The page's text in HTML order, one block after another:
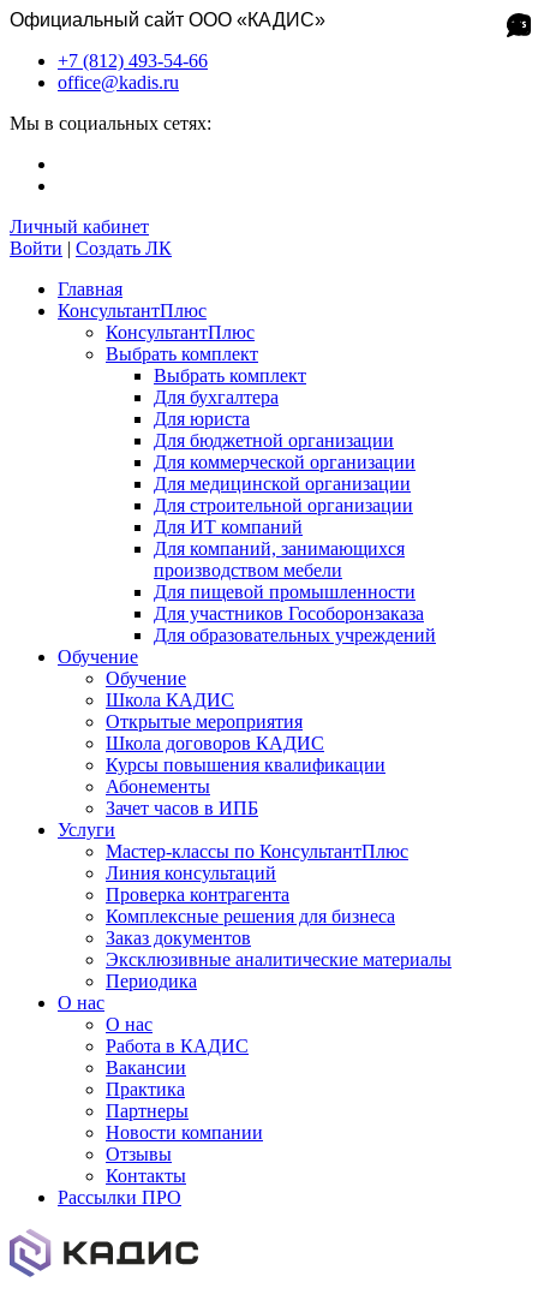
Официальный сайт ООО «КАДИС»
+7 (812) 493-54-66
office@kadis.ru
Мы в социальных сетях:
Личный кабинет
Войти | Создать ЛК
Главная
КонсультантПлюс
КонсультантПлюс
Выбрать комплект
Выбрать комплект
Для бухгалтера
Для юриста
Для бюджетной организации
Для коммерческой организации
Для медицинской организации
Для строительной организации
Для ИТ компаний
Для компаний, занимающихся
производством мебели
Для пищевой промышленности
Для участников Гособоронзаказа
Для образовательных учреждений
Обучение
Обучение
Школа КАДИС
Открытые мероприятия
Школа договоров КАДИС
Курсы повышения квалификации
Абонементы
Зачет часов в ИПБ
Услуги
Мастер-классы по КонсультантПлюс
Линия консультаций
Проверка контрагента
Комплексные решения для бизнеса
Заказ документов
Эксклюзивные аналитические материалы
Периодика
О нас
О нас
Работа в КАДИС
Вакансии
Практика
Партнеры
Новости компании
Отзывы
Контакты
Рассылки ПРО